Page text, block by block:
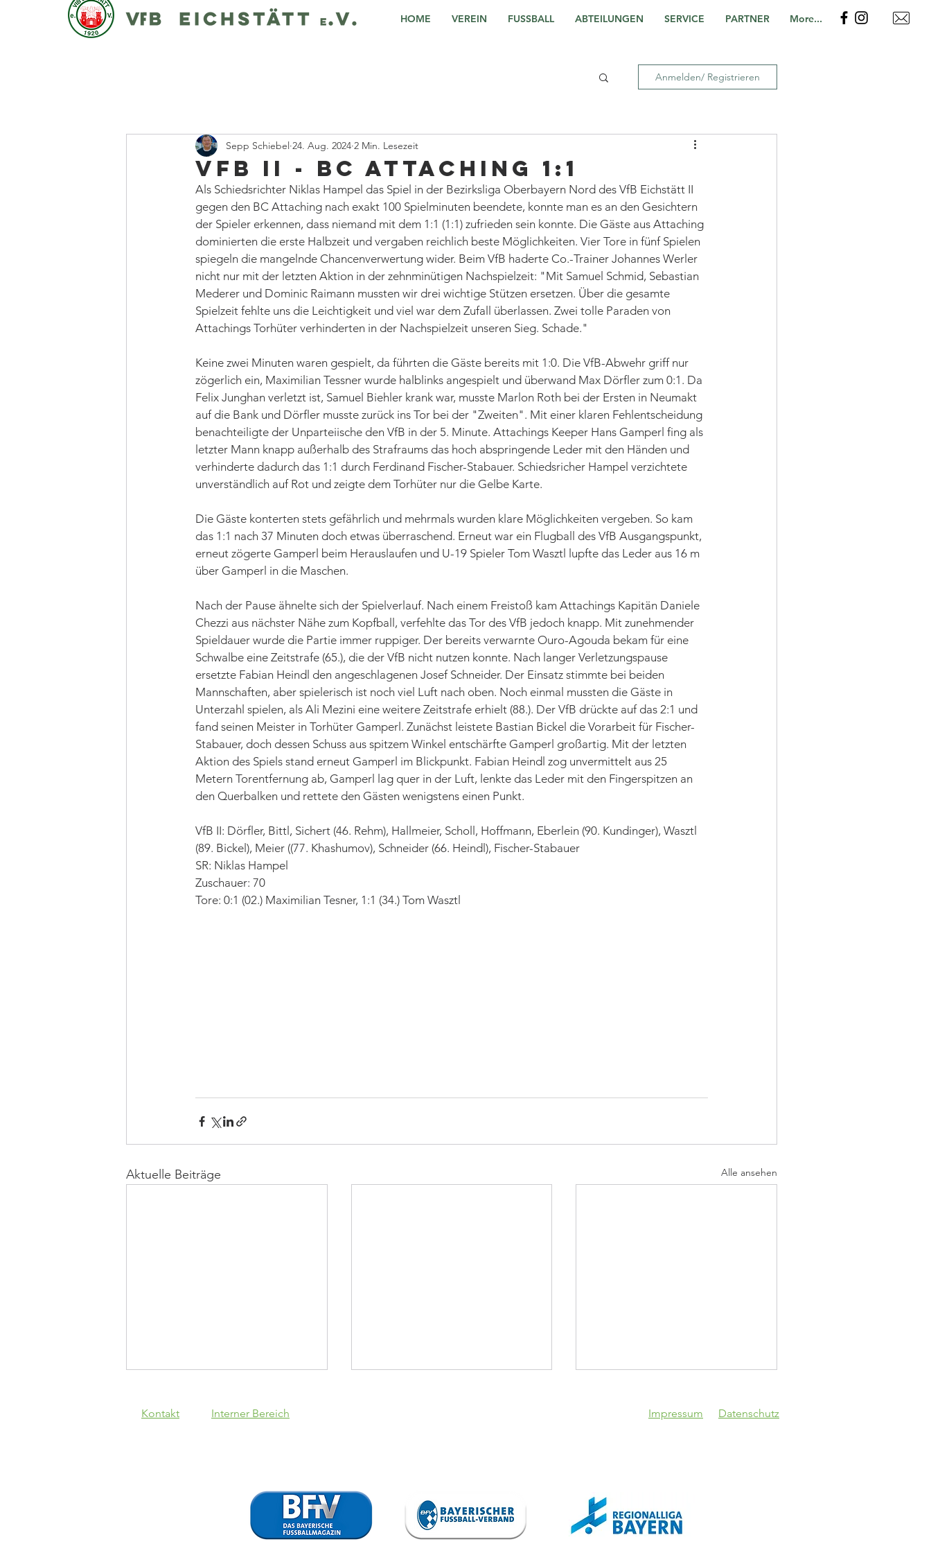
HOME VEREIN FUSSBALL ABTEILUNGEN SERVICE PARTNER More...
Anmelden/ Registrieren
VfB II - BC Attaching 1:1
Sepp Schiebel 24. Aug. 2024 2 Min. Lesezeit
Als Schiedsrichter Niklas Hampel das Spiel in der Bezirksliga Oberbayern Nord des VfB Eichstätt II
gegen den BC Attaching nach exakt 100 Spielminuten beendete, konnte man es an den Gesichtern
der Spieler erkennen, dass niemand mit dem 1:1 (1:1) zufrieden sein konnte. Die Gäste aus Attaching
dominierten die erste Halbzeit und vergaben reichlich beste Möglichkeiten. Vier Tore in fünf Spielen
spiegeln die mangelnde Chancenverwertung wider. Beim VfB haderte Co.-Trainer Johannes Werler
nicht nur mit der letzten Aktion in der zehnminütigen Nachspielzeit: "Mit Samuel Schmid, Sebastian
Mederer und Dominic Raimann mussten wir drei wichtige Stützen ersetzen. Über die gesamte
Spielzeit fehlte uns die Leichtigkeit und viel war dem Zufall überlassen. Zwei tolle Paraden von
Attachings Torhüter verhinderten in der Nachspielzeit unseren Sieg. Schade."
Keine zwei Minuten waren gespielt, da führten die Gäste bereits mit 1:0. Die VfB-Abwehr griff nur
zögerlich ein, Maximilian Tessner wurde halblinks angespielt und überwand Max Dörfler zum 0:1. Da
Felix Junghan verletzt ist, Samuel Biehler krank war, musste Marlon Roth bei der Ersten in Neumakt
auf die Bank und Dörfler musste zurück ins Tor bei der "Zweiten". Mit einer klaren Fehlentscheidung
benachteiligte der Unparteiische den VfB in der 5. Minute. Attachings Keeper Hans Gamperl fing als
letzter Mann knapp außerhalb des Strafraums das hoch abspringende Leder mit den Händen und
verhinderte dadurch das 1:1 durch Ferdinand Fischer-Stabauer. Schiedsricher Hampel verzichtete
unverständlich auf Rot und zeigte dem Torhüter nur die Gelbe Karte.
Die Gäste konterten stets gefährlich und mehrmals wurden klare Möglichkeiten vergeben. So kam
das 1:1 nach 37 Minuten doch etwas überraschend. Erneut war ein Flugball des VfB Ausgangspunkt,
erneut zögerte Gamperl beim Herauslaufen und U-19 Spieler Tom Wasztl lupfte das Leder aus 16 m
über Gamperl in die Maschen.
Nach der Pause ähnelte sich der Spielverlauf. Nach einem Freistoß kam Attachings Kapitän Daniele
Chezzi aus nächster Nähe zum Kopfball, verfehlte das Tor des VfB jedoch knapp. Mit zunehmender
Spieldauer wurde die Partie immer ruppiger. Der bereits verwarnte Ouro-Agouda bekam für eine
Schwalbe eine Zeitstrafe (65.), die der VfB nicht nutzen konnte. Nach langer Verletzungspause
ersetzte Fabian Heindl den angeschlagenen Josef Schneider. Der Einsatz stimmte bei beiden
Mannschaften, aber spielerisch ist noch viel Luft nach oben. Noch einmal mussten die Gäste in
Unterzahl spielen, als Ali Mezini eine weitere Zeitstrafe erhielt (88.). Der VfB drückte auf das 2:1 und
fand seinen Meister in Torhüter Gamperl. Zunächst leistete Bastian Bickel die Vorarbeit für Fischer-
Stabauer, doch dessen Schuss aus spitzem Winkel entschärfte Gamperl großartig. Mit der letzten
Aktion des Spiels stand erneut Gamperl im Blickpunkt. Fabian Heindl zog unvermittelt aus 25
Metern Torentfernung ab, Gamperl lag quer in der Luft, lenkte das Leder mit den Fingerspitzen an
den Querbalken und rettete den Gästen wenigstens einen Punkt.
VfB II: Dörfler, Bittl, Sichert (46. Rehm), Hallmeier, Scholl, Hoffmann, Eberlein (90. Kundinger), Wasztl
(89. Bickel), Meier ((77. Khashumov), Schneider (66. Heindl), Fischer-Stabauer
SR: Niklas Hampel
Zuschauer: 70
Tore: 0:1 (02.) Maximilian Tesner, 1:1 (34.) Tom Wasztl
Aktuelle Beiträge Alle ansehen
SpVgg Lam - VfB
VfB trennt
sich von
Steffen Israel
Totopokal!
SpVgg Lam - VfB
Kontakt Interner Bereich Impressum Datenschutz